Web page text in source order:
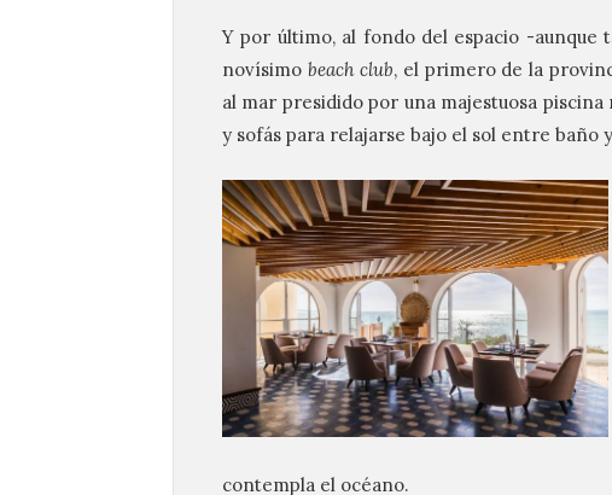
Y por último, al fondo del espacio -
novísimo beach club, el primero de la
al mar presidido por una majestuosa piscina
y sofás para relajarse bajo el sol entre baño
contempla el océano.